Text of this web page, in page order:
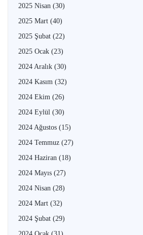
2025 Nisan (30)
2025 Mart (40)
2025 Şubat (22)
2025 Ocak (23)
2024 Aralık (30)
2024 Kasım (32)
2024 Ekim (26)
2024 Eylül (30)
2024 Ağustos (15)
2024 Temmuz (27)
2024 Haziran (18)
2024 Mayıs (27)
2024 Nisan (28)
2024 Mart (32)
2024 Şubat (29)